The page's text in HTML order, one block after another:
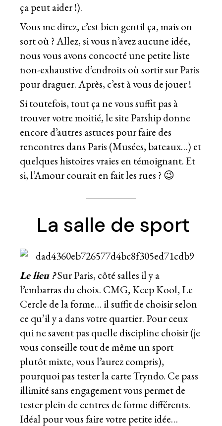
ça peut aider !).
Vous me direz, c’est bien gentil ça, mais on
sort où ? Allez, si vous n’avez aucune idée,
nous vous avons concocté une petite liste
non-exhaustive d’endroits où sortir sur Paris
pour draguer. Après, c’est à vous de jouer !
Si toutefois, tout ça ne vous suffit pas à
trouver votre moitié, le site Parship donne
encore d’autres astuces pour faire des
rencontres dans Paris (Musées, bateaux…) et
quelques histoires vraies en témoignant. Et
si, l’Amour courait en fait les rues ? 😉
La salle de sport
Le lieu ?Sur Paris, côté salles il y a
l’embarras du choix. CMG, Keep Kool, Le
Cercle de la forme… il suffit de choisir selon
ce qu’il y a dans votre quartier. Pour ceux
qui ne savent pas quelle discipline choisir (je
vous conseille tout de même un sport
plutôt mixte, vous l’aurez compris),
pourquoi pas tester la carteTryndo. Ce pass
illimitésans engagement vous permet de
tester plein de centres de forme différents.
Idéal pour vous faire votre petite idée…